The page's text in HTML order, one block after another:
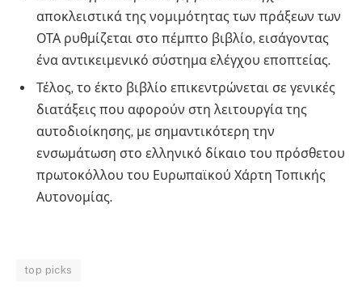
αποκλειστικά της νομιμότητας των πράξεων των
ΟΤΑ ρυθμίζεται στο πέμπτο βιβλίο, εισάγοντας
ένα αντικειμενικό σύστημα ελέγχου εποπτείας.
Τέλος, το έκτο βιβλίο επικεντρώνεται σε γενικές
διατάξεις που αφορούν στη λειτουργία της
αυτοδιοίκησης, με σημαντικότερη την
ενσωμάτωση στο ελληνικό δίκαιο του πρόσθετου
πρωτοκόλλου του Ευρωπαϊκού Χάρτη Τοπικής
Αυτονομίας.
top picks